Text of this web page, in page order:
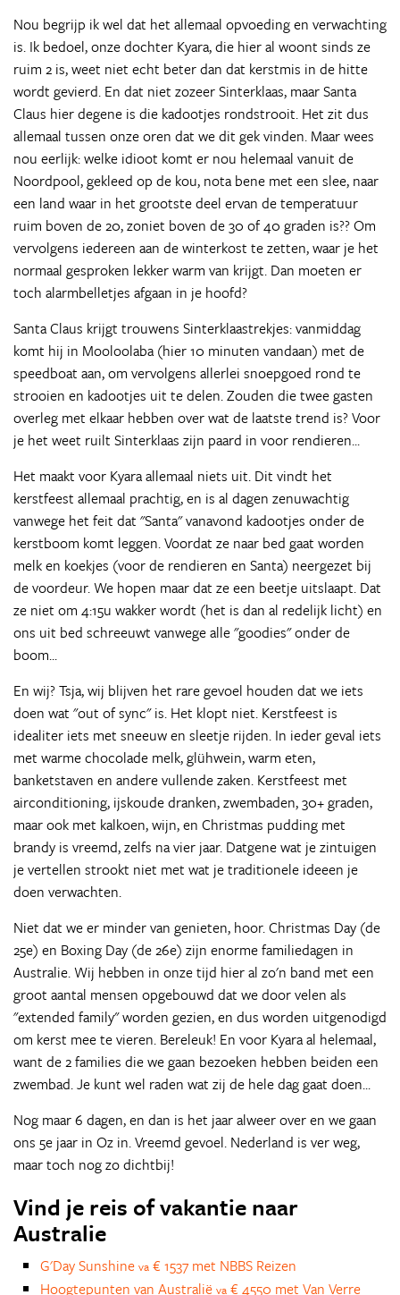
Nou begrijp ik wel dat het allemaal opvoeding en verwachting
is. Ik bedoel, onze dochter Kyara, die hier al woont sinds ze
ruim 2 is, weet niet echt beter dan dat kerstmis in de hitte
wordt gevierd. En dat niet zozeer Sinterklaas, maar Santa
Claus hier degene is die kadootjes rondstrooit. Het zit dus
allemaal tussen onze oren dat we dit gek vinden. Maar wees
nou eerlijk: welke idioot komt er nou helemaal vanuit de
Noordpool, gekleed op de kou, nota bene met een slee, naar
een land waar in het grootste deel ervan de temperatuur
ruim boven de 20, zoniet boven de 30 of 40 graden is?? Om
vervolgens iedereen aan de winterkost te zetten, waar je het
normaal gesproken lekker warm van krijgt. Dan moeten er
toch alarmbelletjes afgaan in je hoofd?
Santa Claus krijgt trouwens Sinterklaastrekjes: vanmiddag
komt hij in Mooloolaba (hier 10 minuten vandaan) met de
speedboat aan, om vervolgens allerlei snoepgoed rond te
strooien en kadootjes uit te delen. Zouden die twee gasten
overleg met elkaar hebben over wat de laatste trend is? Voor
je het weet ruilt Sinterklaas zijn paard in voor rendieren...
Het maakt voor Kyara allemaal niets uit. Dit vindt het
kerstfeest allemaal prachtig, en is al dagen zenuwachtig
vanwege het feit dat "Santa" vanavond kadootjes onder de
kerstboom komt leggen. Voordat ze naar bed gaat worden
melk en koekjes (voor de rendieren en Santa) neergezet bij
de voordeur. We hopen maar dat ze een beetje uitslaapt. Dat
ze niet om 4:15u wakker wordt (het is dan al redelijk licht) en
ons uit bed schreeuwt vanwege alle "goodies" onder de
boom...
En wij? Tsja, wij blijven het rare gevoel houden dat we iets
doen wat "out of sync" is. Het klopt niet. Kerstfeest is
idealiter iets met sneeuw en sleetje rijden. In ieder geval iets
met warme chocolade melk, glühwein, warm eten,
banketstaven en andere vullende zaken. Kerstfeest met
airconditioning, ijskoude dranken, zwembaden, 30+ graden,
maar ook met kalkoen, wijn, en Christmas pudding met
brandy is vreemd, zelfs na vier jaar. Datgene wat je zintuigen
je vertellen strookt niet met wat je traditionele ideeen je
doen verwachten.
Niet dat we er minder van genieten, hoor. Christmas Day (de
25e) en Boxing Day (de 26e) zijn enorme familiedagen in
Australie. Wij hebben in onze tijd hier al zo'n band met een
groot aantal mensen opgebouwd dat we door velen als
"extended family" worden gezien, en dus worden uitgenodigd
om kerst mee te vieren. Bereleuk! En voor Kyara al helemaal,
want de 2 families die we gaan bezoeken hebben beiden een
zwembad. Je kunt wel raden wat zij de hele dag gaat doen...
Nog maar 6 dagen, en dan is het jaar alweer over en we gaan
ons 5e jaar in Oz in. Vreemd gevoel. Nederland is ver weg,
maar toch nog zo dichtbij!
Vind je reis of vakantie naar
Australie
G'Day Sunshine va € 1537 met NBBS Reizen
Hoogtepunten van Australië va € 4550 met Van Verre